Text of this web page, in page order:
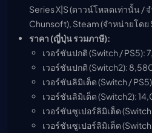
Series X|S (ดาวน์โหลดเท่านั้น /
Chunsoft), Steam (จำหน่ายโดย
ราคา (ญี่ปุ่น รวมภาษี):
เวอร์ชันปกติ (Switch / PS5):
เวอร์ชันปกติ (Switch2):
เวอร์ชันลิมิเต็ด (Switch /
เวอร์ชันลิมิเต็ด (Switch2):
เวอร์ชันซูเปอร์ลิมิเต็ด
เวอร์ชันซูเปอร์ลิมิเต็ด